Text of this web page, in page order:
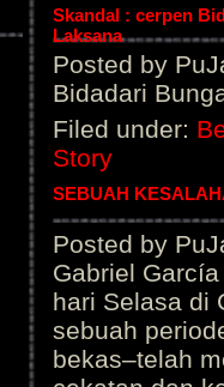
Skandal : cerpen
Laksana
Posted by
Bidadari
Filed under:
Story
SEBUAH
Posted by
Gabriel
hari Selasa di
sebuah
bekas–telah